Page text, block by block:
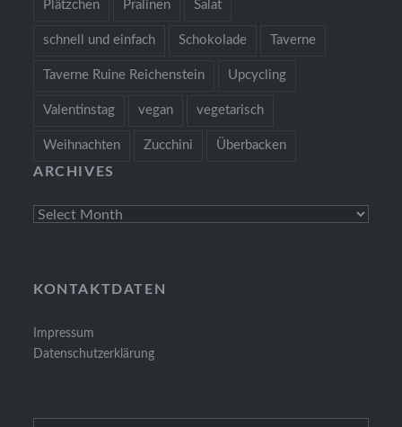
Plätzchen Pralinen Salat
schnell und einfach Schokolade Taverne
Taverne Ruine Reichenstein Upcycling
Valentinstag vegan vegetarisch
Weihnachten Zucchini Überbacken
ARCHIVES
Archives
KONTAKTDATEN
Impressum
Datenschutzerklärung